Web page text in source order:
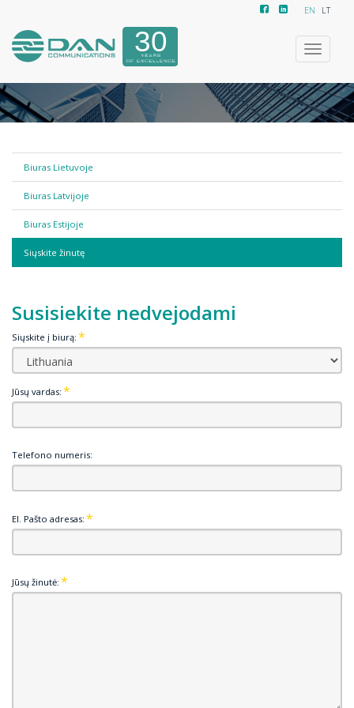
EN LT
Toggle
Biuras Lietuvoje
Biuras Latvijoje
Biuras Estijoje
Siųskite žinutę
Susisiekite nedvejodami
Siųskite į biurą:
Jūsų vardas:
Telefono numeris:
El. Pašto adresas:
Jūsų žinutė: